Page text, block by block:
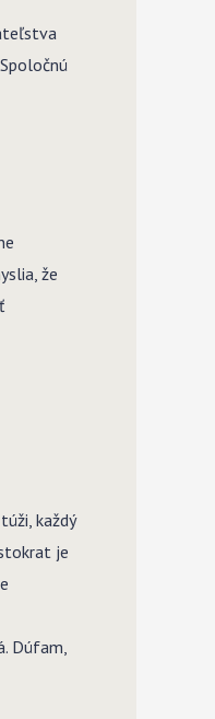
že
každý
je
Dúfam,